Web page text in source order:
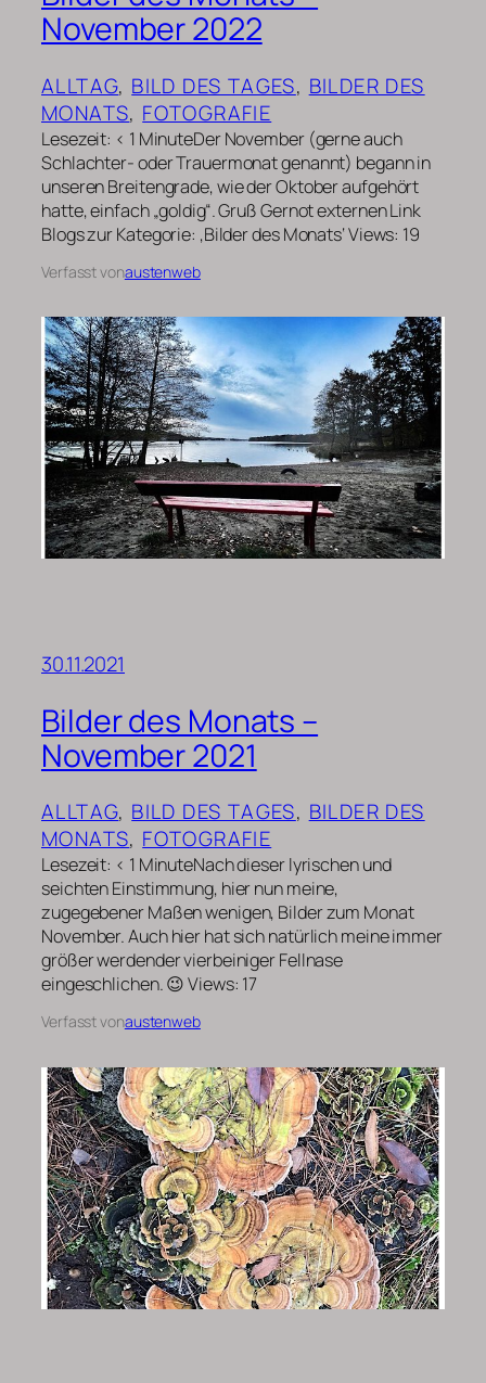
November 2022
ALLTAG, BILD DES TAGES, BILDER DES
MONATS, FOTOGRAFIE
Lesezeit: < 1 MinuteDer November (gerne auch
Schlachter- oder Trauermonat genannt) begann in
unseren Breitengrade, wie der Oktober aufgehört
hatte, einfach „goldig“. Gruß Gernot externen Link
Blogs zur Kategorie: ‚Bilder des Monats‘ Views: 19
Verfasst vonaustenweb
30.11.2021
Bilder des Monats –
November 2021
ALLTAG, BILD DES TAGES, BILDER DES
MONATS, FOTOGRAFIE
Lesezeit: < 1 MinuteNach dieser lyrischen und
seichten Einstimmung, hier nun meine,
zugegebener Maßen wenigen, Bilder zum Monat
November. Auch hier hat sich natürlich meine immer
größer werdender vierbeiniger Fellnase
eingeschlichen. 😉 Views: 17
Verfasst vonaustenweb